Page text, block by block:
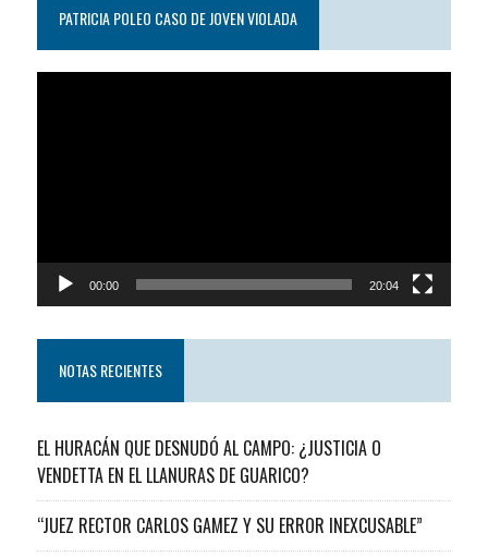
PATRICIA POLEO CASO DE JOVEN VIOLADA
00:00 20:04
NOTAS RECIENTES
EL HURACÁN QUE DESNUDÓ AL CAMPO: ¿JUSTICIA O
VENDETTA EN EL LLANURAS DE GUARICO?
“JUEZ RECTOR CARLOS GAMEZ Y SU ERROR INEXCUSABLE”